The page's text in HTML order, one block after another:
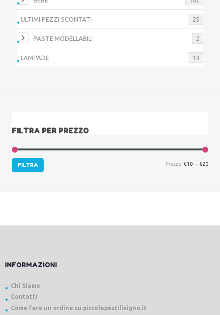
ULTIMI PEZZI SCONTATI 25
PASTE MODELLABILI 2
LAMPADE 13
FILTRA PER PREZZO
FILTRA Prezzo: €10—€20
INFORMAZIONI
Chi Siamo
Contatti
Come fare un ordine su piccolepestilivigno.it